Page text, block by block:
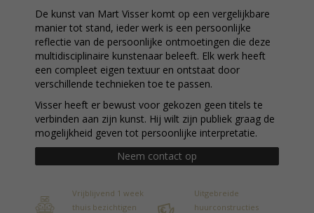
De kunst van Mart Visser komt op een vergelijkbare
manier tot stand, ieder werk is een persoonlijke
reflectie van de persoonlijke ontmoetingen die deze
multidisciplinaire kunstenaar beleeft. Elk werk heeft
een compleet eigen textuur en ontstaat door
verschillende technieken toe te passen.
Visser heeft er bewust voor gekozen geen titels te
verbinden aan zijn kunst. Hij wilt zijn publiek graag de
mogelijkheid geven tot persoonlijke interpretatie.
Neem contact op
Vrijblijvend 1 week
thuis bezichtigen
Uitgebreide
huurconstructies